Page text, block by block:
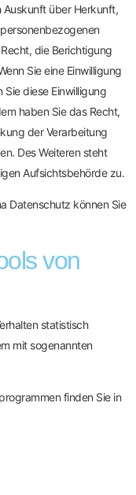
Auskunft über Herkunft,
die Berichtigung
Sie eine Einwilligung
diese Einwilligung
haben Sie das Recht,
der Verarbeitung
Des Weiteren steht
Aufsichtsbehörde zu.
Datenschutz können Sie
von
statistisch
mit sogenannten
finden Sie in